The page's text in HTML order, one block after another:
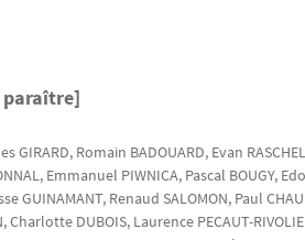
paraître]
GIRARD, Romain BADOUARD, Evan RASCHEL
, Emmanuel PIWNICA, Pascal BOUGY,
GUINAMANT, Renaud SALOMON, Paul
, Charlotte DUBOIS, Laurence PECAUT-